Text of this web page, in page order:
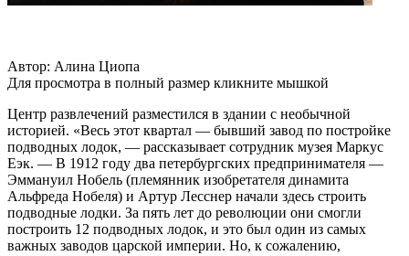
Автор: Алина Циопа
Для просмотра в полный размер кликните мышкой
Центр развлечений разместился в здании с необычной
историей. «Весь этот квартал — бывший завод по постройке
подводных лодок, — рассказывает сотрудник музея Маркус
Еэк. — В 1912 году два петербургских предпринимателя —
Эммануил Нобель (племянник изобретателя динамита
Альфреда Нобеля) и Артур Лесснер начали здесь строить
подводные лодки. За пять лет до революции они смогли
построить 12 подводных лодок, и это был один из самых
важных заводов царской империи. Но, к сожалению,